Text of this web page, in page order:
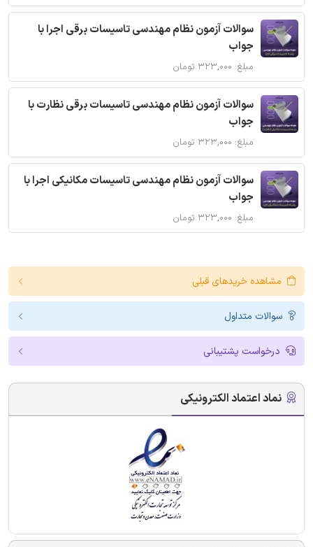
سوالات آزمون نظام مهندسی تاسیسات برقی اجرا با
جواب
مبلغ: ۳۲۳,۰۰۰ تومان
سوالات آزمون نظام مهندسی تاسیسات برقی نظارت با
جواب
مبلغ: ۳۲۳,۰۰۰ تومان
سوالات آزمون نظام مهندسی تاسیسات مکانیکی اجرا با
جواب
مبلغ: ۳۲۳,۰۰۰ تومان
مشاهده خریدهای قبلی
سوالات متداول
درخواست پشتیبانی
نماد اعتماد الکترونیکی